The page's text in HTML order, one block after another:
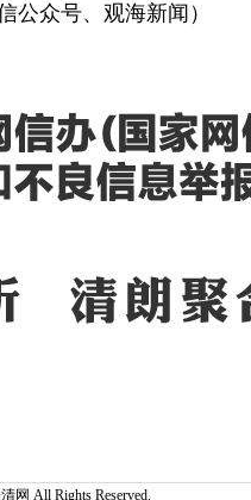
公众号、观海新闻）
网 All Rights Reserved.